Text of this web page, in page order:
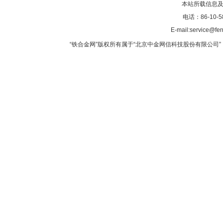
本站所载信息
电话：86-10-
E-
“铁合金网”版权所有属于“北京中金网信科技股份有限公司